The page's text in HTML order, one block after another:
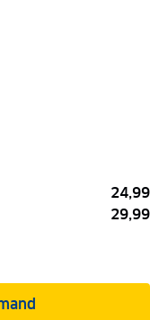
24,99
29,99